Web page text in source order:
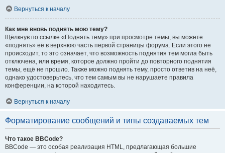
Вернуться к началу
Как мне вновь поднять мою тему?
Щёлкнув по ссылке «Поднять тему» при просмотре темы, вы можете
«поднять» её в верхнюю часть первой страницы форума. Если этого не
происходит, то это означает, что возможность поднятия тем могла быть
отключена, или время, которое должно пройти до повторного поднятия
темы, ещё не прошло. Также можно поднять тему, просто ответив на неё,
однако удостоверьтесь, что тем самым вы не нарушаете правила
конференции, на которой находитесь.
Вернуться к началу
Форматирование сообщений и типы создаваемых тем
Что такое BBCode?
BBCode — это особая реализация HTML, предлагающая большие